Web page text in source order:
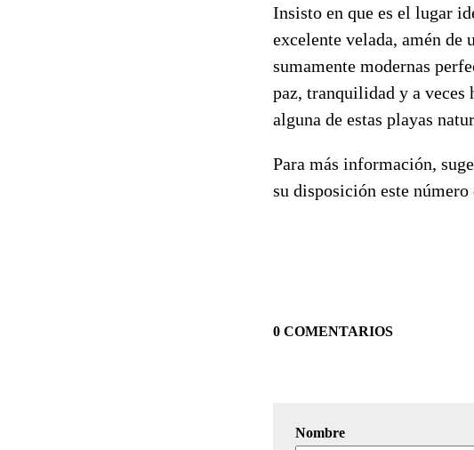
Insisto en que es el lugar
excelente velada, amén de
sumamente modernas
paz, tranquilidad y a veces
alguna de estas playas
Para más información,
su disposición este
0 COMENTARIOS
Nombre